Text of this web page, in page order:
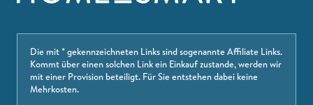
Die mit * gekennzeichneten Links sind sogenannte Affiliate Links.
Kommt über einen solchen Link ein Einkauf zustande, werden wir
mit einer Provision beteiligt. Für Sie entstehen dabei keine
Mehrkosten.